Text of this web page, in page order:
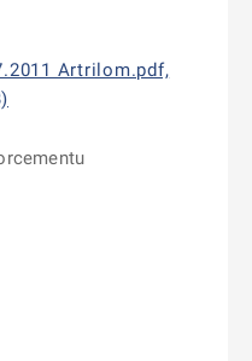
Artrilom.pdf,
kartě
nové kartě
na nové kartě